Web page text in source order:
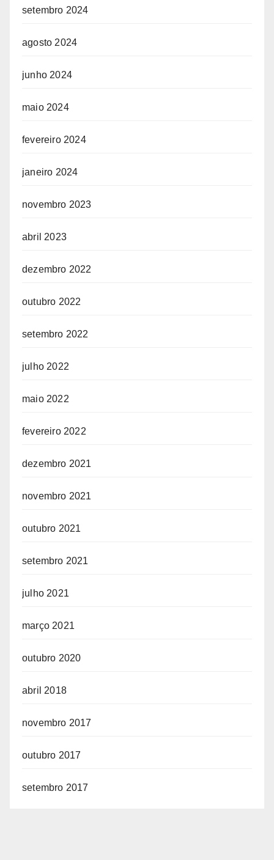
setembro 2024
agosto 2024
junho 2024
maio 2024
fevereiro 2024
janeiro 2024
novembro 2023
abril 2023
dezembro 2022
outubro 2022
setembro 2022
julho 2022
maio 2022
fevereiro 2022
dezembro 2021
novembro 2021
outubro 2021
setembro 2021
julho 2021
março 2021
outubro 2020
abril 2018
novembro 2017
outubro 2017
setembro 2017